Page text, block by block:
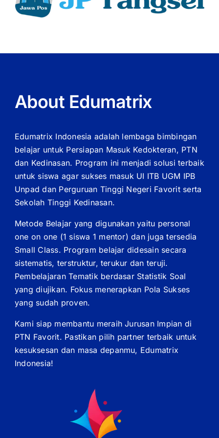
About Edumatrix
Edumatrix Indonesia adalah lembaga bimbingan
belajar untuk Persiapan Masuk Kedokteran, PTN
dan Kedinasan. Program ini menjadi solusi terbaik
untuk siswa agar sukses masuk UI ITB UGM IPB
Unpad dan Perguruan Tinggi Negeri Favorit serta
Sekolah Tinggi Kedinasan.
Metode Belajar yang digunakan yaitu personal
one on one (1 siswa 1 mentor) dan juga tersedia
Small Class. Program belajar didesain secara
sistematis, terstruktur, terukur dan teruji.
Pembelajaran Tematik berdasar Statistik Soal
yang diujikan. Fokus menerapkan Pola Sukses
yang sudah proven.
Kami siap membantu meraih Jurusan Impian di
PTN Favorit. Pastikan pilih partner terbaik untuk
kesuksesan dan masa depanmu, Edumatrix
Indonesia!